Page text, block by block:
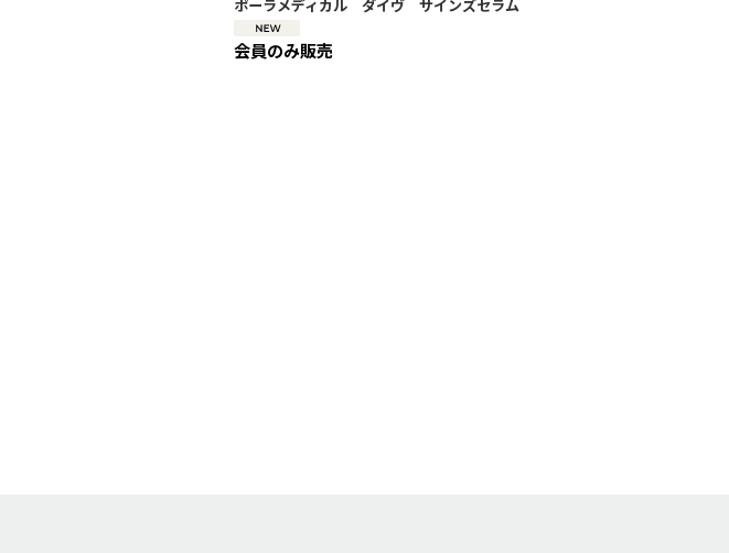
ポーラメディカル ダイヴ サインズセラム
会員のみ販売